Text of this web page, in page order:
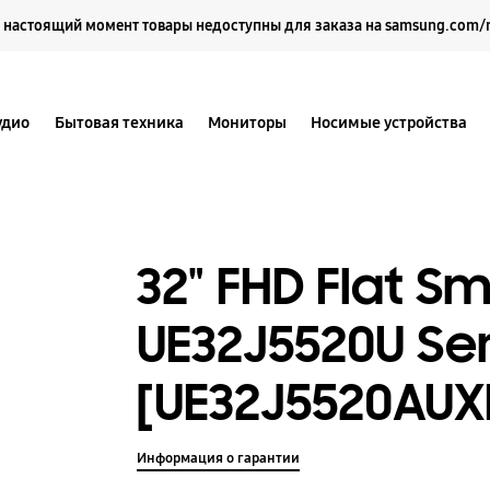
настоящий момент товары недоступны для заказа на samsung.com/
Бытовая техника Мониторы Носимые устройства
32" FHD Flat
UE32J5520U
Информация о гарантии